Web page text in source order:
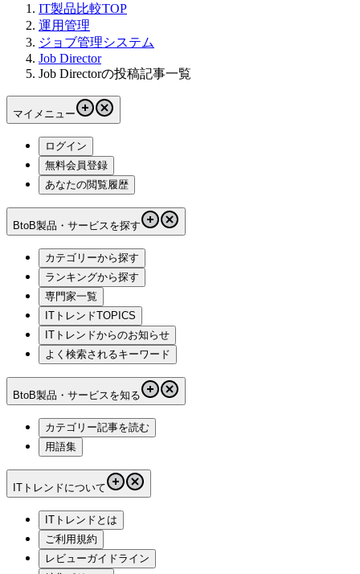
IT製品比較TOP
運用管理
ジョブ管理システム
Job Director
Job Directorの投稿記事一覧
マイメニュー
ログイン
無料会員登録
あなたの閲覧履歴
BtoB製品・サービスを探す
カテゴリーから探す
ランキングから探す
専門家一覧
ITトレンドTOPICS
ITトレンドからのお知らせ
よく検索されるキーワード
BtoB製品・サービスを知る
カテゴリー記事を読む
用語集
ITトレンドについて
ITトレンドとは
ご利用規約
レビューガイドライン